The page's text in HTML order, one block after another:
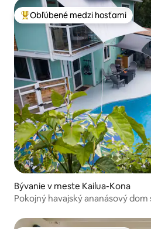
Najobľúbenejšie medzi hosťami
Obľúbené medzi hosťami
Bývanie v meste Kailua-Kona
Pokojný havajský ananásový dom